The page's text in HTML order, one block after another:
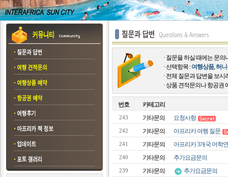
· 질문을 하실 때에는 문
· 선택항목 :여행상품,허
· 전체 질문과 답변을 보
· 상품 견적문의나 항공권
번호 카테고리
243 기타문의 요청사항
242 기타문의 아프리카 여행 질문
241 기타문의 아프리카 3개국 어학
240 기타문의 추가요금문의
239 기타문의 추가요금문의